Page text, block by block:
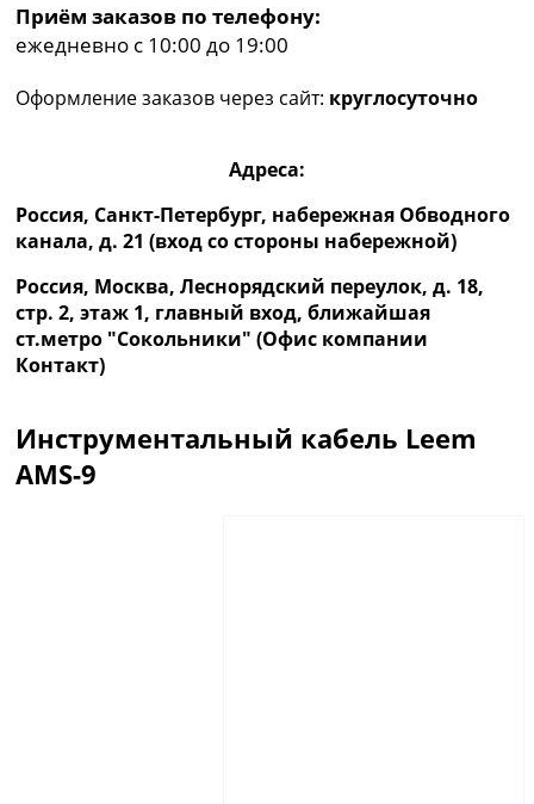
Приём заказов по телефону:
ежедневно с 10:00 до 19:00
Оформление заказов через сайт: круглосуточно
Адреса:
Россия, Санкт-Петербург, набережная Обводного
канала, д. 21 (вход со стороны набережной)
Россия, Москва, Леснорядский переулок, д. 18,
стр. 2, этаж 1, главный вход, ближайшая
ст.метро "Сокольники" (Офис компании
Контакт)
Инструментальный кабель Leem
AMS-9